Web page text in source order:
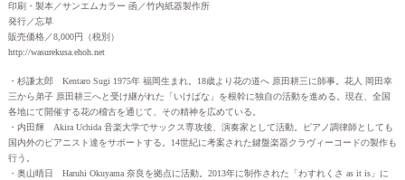
印刷・製本／サンエムカラー 函／竹内紙器製作所
発行／忘草
販売価格／8,000円（税別）
http://wasurekusa.ehoh.net
・杉謙太郎 Kentaro Sugi 1975年 福岡生まれ。18歳より花の道へ 原田耕三に師事。花人 岡田幸
三から弟子 原田耕三へと受け継がれた「いけばな」を根幹に独自の活動を進める。現在、全国
各地にて開催する花の稽古を通じて、その精神を広めている。
・内田輝 Akira Uchida 音楽大学でサックス専攻後、演奏家として活動。ピアノ調律師としても
国内外のピアニスト達をサポートする。14世紀に考案された鍵盤楽器クラヴィーコードの製作も
行う。
・奥山晴日 Haruhi Okuyama 奈良を拠点に活動。2013年に制作された「わすれくさ as it is」に